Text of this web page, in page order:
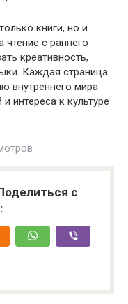
книги, но и
с раннего
креативность,
Каждая страница
внутреннего мира
интереса к культуре
с